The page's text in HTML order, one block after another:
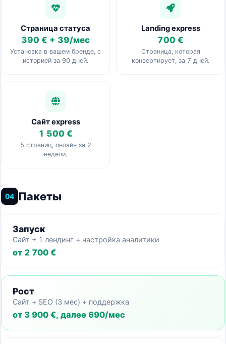
Страница статуса
390 € + 39/мес
Установка в вашем бренде, с
историей за 90 дней.
Landing express
700 €
Страница, которая
конвертирует, за 7 дней.
Сайт express
1 500 €
5 страниц, онлайн за 2
недели.
04 Пакеты
Запуск
Сайт + 1 лендинг + настройка аналитики
от 2 700 €
Рост
Сайт + SEO (3 мес) + поддержка
от 3 900 €, далее 690/мес